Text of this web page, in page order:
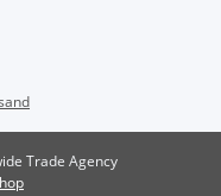
Trade Agency